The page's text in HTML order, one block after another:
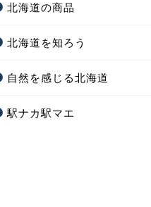
北海道の商品
北海道を知ろう
自然を感じる北海道
駅ナカ駅マエ